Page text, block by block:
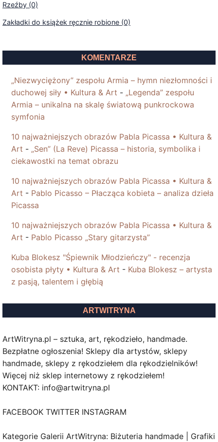
Rzeźby (0)
Zakładki do książek ręcznie robione (0)
KOMENTARZE
„Niezwyciężony” zespołu Armia – hymn niezłomności i
duchowej siły • Kultura & Art - „Legenda” zespołu
Armia – unikalna na skalę światową punkrockowa
symfonia
10 najważniejszych obrazów Pabla Picassa • Kultura &
Art - „Sen” (La Reve) Picassa – historia, symbolika i
ciekawostki na temat obrazu
10 najważniejszych obrazów Pabla Picassa • Kultura &
Art - Pablo Picasso – Płacząca kobieta – analiza dzieła
Picassa
10 najważniejszych obrazów Pabla Picassa • Kultura &
Art - Pablo Picasso „Stary gitarzysta”
Kuba Blokesz "Śpiewnik Młodzieńczy" - recenzja
osobista płyty • Kultura & Art - Kuba Blokesz – artysta
z pasją, talentem i głębią
ARTWITRYNA
ArtWitryna.pl – sztuka, art, rękodzieło, handmade.
Bezpłatne ogłoszenia! Sklepy dla artystów, sklepy
handmade, sklepy z rękodziełem dla rękodzielników!
Więcej niż sklep internetowy z rękodziełem!
KONTAKT: info@artwitryna.pl
FACEBOOK TWITTER INSTAGRAM
Kategorie Galerii ArtWitryna: Biżuteria handmade | Grafiki